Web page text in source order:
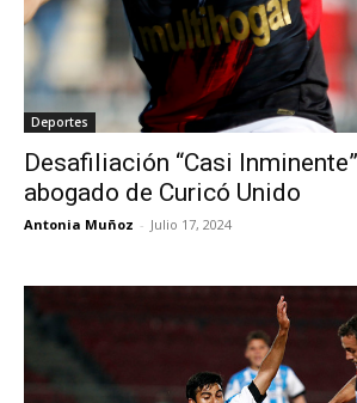
Deportes
Desafiliación “Casi
abogado de Curicó Unido
Antonia Muñoz - Julio 17, 2024